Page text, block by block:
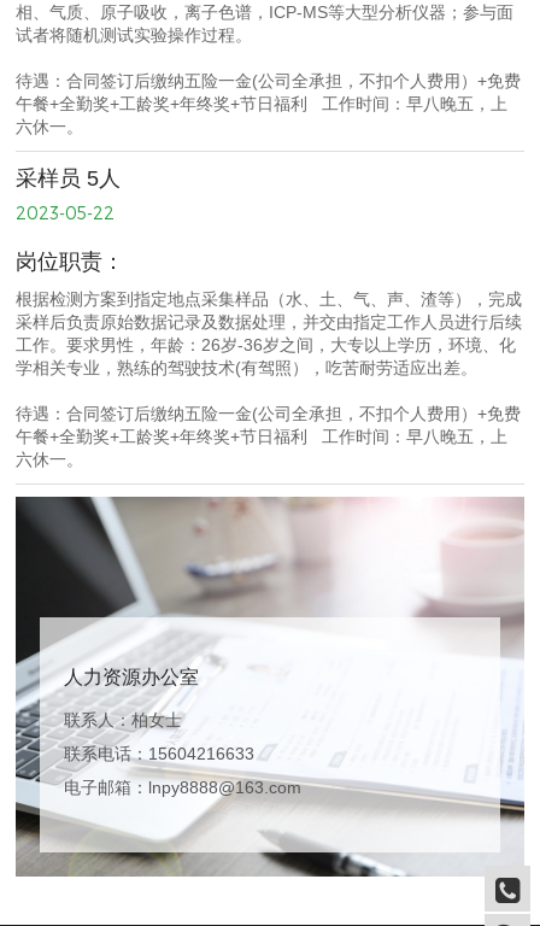
相、气质、原子吸收，离子色谱，ICP-MS等大型分析仪器；参与面
试者将随机测试实验操作过程。
待遇：合同签订后缴纳五险一金(公司全承担，不扣个人费用）+免费
午餐+全勤奖+工龄奖+年终奖+节日福利 工作时间：早八晚五，上
六休一。
采样员 5人
2023-05-22
岗位职责：
根据检测方案到指定地点采集样品（水、土、气、声、渣等），完成
采样后负责原始数据记录及数据处理，并交由指定工作人员进行后续
工作。要求男性，年龄：26岁-36岁之间，大专以上学历，环境、化
学相关专业，熟练的驾驶技术(有驾照），吃苦耐劳适应出差。
待遇：合同签订后缴纳五险一金(公司全承担，不扣个人费用）+免费
午餐+全勤奖+工龄奖+年终奖+节日福利 工作时间：早八晚五，上
六休一。
人力资源办公室
联系人：柏女士
联系电话：15604216633
电子邮箱：lnpy8888@163.com